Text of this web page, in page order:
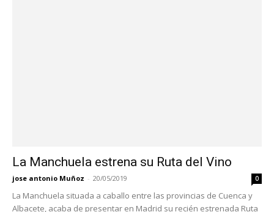
La Manchuela estrena su Ruta del Vino
jose antonio Muñoz - 20/05/2019 0
La Manchuela situada a caballo entre las provincias de Cuenca y
Albacete, acaba de presentar en Madrid su recién estrenada Ruta